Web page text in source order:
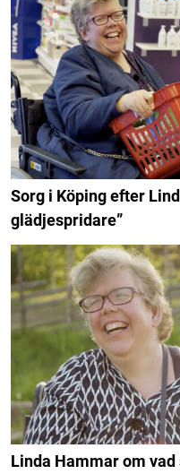
Sorg i Köping efter
glädjespridare”
Linda Hammar om